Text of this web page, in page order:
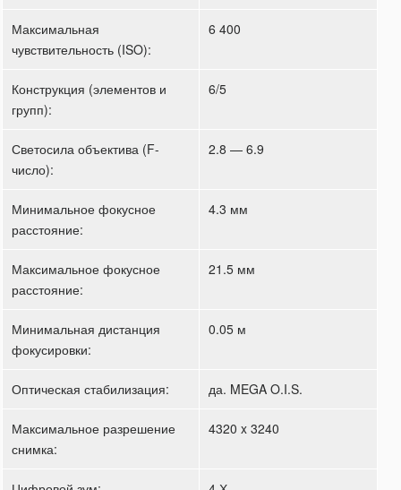
Максимальная
чувствительность (ISO):
6 400
Конструкция (элементов и
групп):
6/5
Светосила объектива (F-
число):
2.8 — 6.9
Минимальное фокусное
расстояние:
4.3 мм
Максимальное фокусное
расстояние:
21.5 мм
Минимальная дистанция
фокусировки:
0.05 м
Оптическая стабилизация: да. MEGA O.I.S.
Максимальное разрешение
снимка:
4320 x 3240